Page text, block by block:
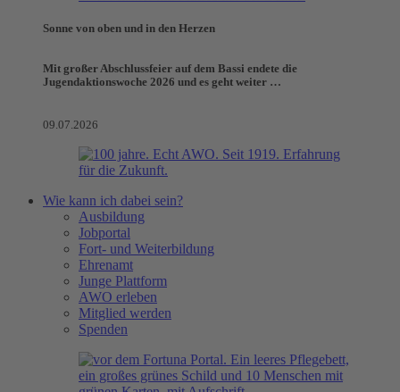
Sonne von oben und in den Herzen
Mit großer Abschlussfeier auf dem Bassi endete die
Jugendaktionswoche 2026 und es geht weiter …
09.07.2026
Wie kann ich dabei sein?
Ausbildung
Jobportal
Fort- und Weiterbildung
Ehrenamt
Junge Plattform
AWO erleben
Mitglied werden
Spenden